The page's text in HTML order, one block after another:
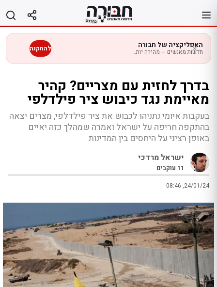
לתוכן
האפליקציה של חבורה
חדשות מאנשים — מהירה יותר בנייד להתקנה
בדרך לחזית עם מצריים? קהיר
מאיימת נגד כיבוש ציר פילדלפי
בעקבות איומי נתניהו לכבוש את ציר פילדלפי, מצרים יצאה
בהתקפה חריפה על ישראל ואמרה שמהלך כזה יאיים
באופן רציני על היחסים בין המדינות
ישראל מרדכי
11 עוקבים
08:46 ,24/01/24